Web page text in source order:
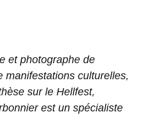
et photographe de
manifestations culturelles,
sur le Hellfest,
est un spécialiste